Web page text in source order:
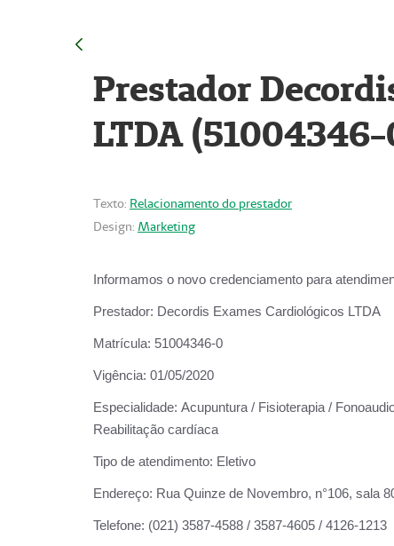
Prestador
LTDA
Texto: Relacionamento do prestador
Design: Marketing
Informamos o novo credenciamento para
Prestador: Decordis Exames Cardiológicos LTDA
Matrícula: 51004346-0
Vigência: 01/05/2020
Especialidade: Acupuntura / Fisioterapia /
Reabilitação cardíaca
Tipo de atendimento: Eletivo
Endereço: Rua Quinze de Novembro, n°106, sala
Telefone: (021) 3587-4588 / 3587-4605 / 4126-1213